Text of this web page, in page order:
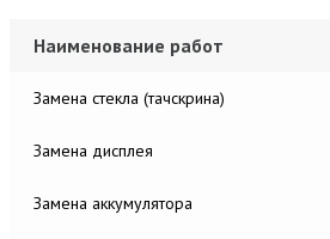
Наименование работ
Замена стекла (тачскрина)
Замена дисплея
Замена аккумулятора